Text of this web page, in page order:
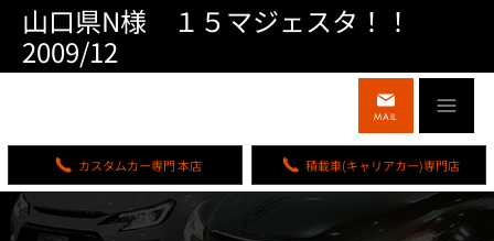
積載車(キャリアカー)専門店
カスタムカー専門 本店
MAIL
山口県N様 １５マジェスタ！！
2009/12